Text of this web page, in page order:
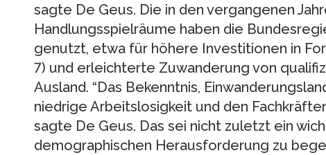
sagte De Geus. Die in den vergangenen
Handlungsspielräume haben die
genutzt, etwa für höhere Investitionen in
7) und erleichterte Zuwanderung von
Ausland. “Das Bekenntnis,
niedrige Arbeitslosigkeit und den
sagte De Geus. Das sei nicht zuletzt ein
demographischen Herausforderung zu